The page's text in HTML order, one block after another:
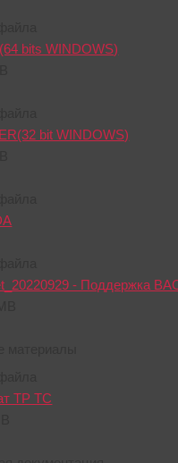
bits WINDOWS)
bit WINDOWS)
- Поддержка
ТР ТС